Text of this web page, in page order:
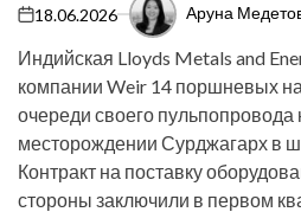
on
18.06.2026 Аруна
Индийская Lloyds Metals and
компании Weir 14 поршневых
очереди своего
месторождении Сурджагарх в
Контракт на поставку
стороны заключили в первом